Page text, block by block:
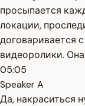
просыпается
локации,
договаривается
видеоролики.
05:05
Speaker A
Да, накраситься